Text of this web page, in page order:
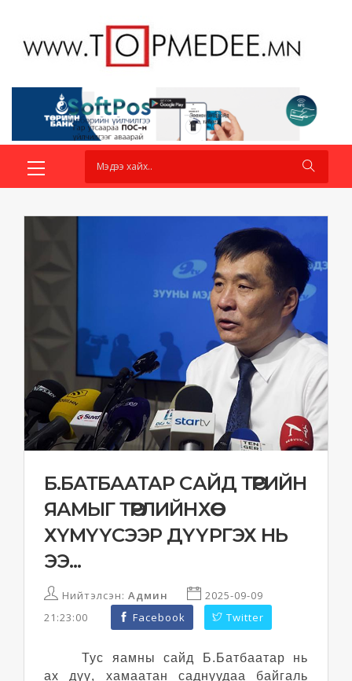
Б.БАТБААТАР САЙД ТӨРИЙН
ЯАМЫГ ТӨРЛИЙНХӨӨ
ХҮМҮҮСЭЭР ДҮҮРГЭХ НЬ
ЭЭ...
Нийтэлсэн: Админ
2025-09-09
21:23:00
Facebook Twitter
Тус яамны сайд Б.Батбаатар нь
ах дүү, хамаатан саднуудаа байгаль